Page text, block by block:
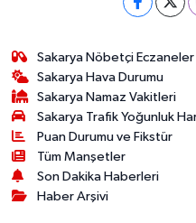
Sakarya Nöbetçi Eczaneler
Sakarya Hava Durumu
Sakarya Namaz Vakitleri
Sakarya Trafik Yoğunluk
Puan Durumu ve Fikstür
Tüm Manşetler
Son Dakika Haberleri
Haber Arşivi